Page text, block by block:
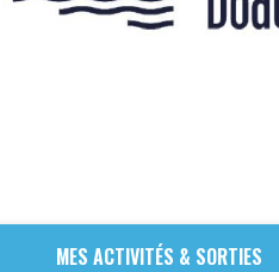
MES ACTIVITÉS & SORTIES